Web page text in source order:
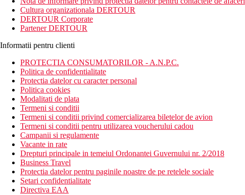
Cultura organizationala DERTOUR
DERTOUR Corporate
Partener DERTOUR
Informatii pentru clienti
PROTECTIA CONSUMATORILOR - A.N.P.C.
Politica de confidentialitate
Protectia datelor cu caracter personal
Politica cookies
Modalitati de plata
Termeni si conditii
Termeni si conditii privind comercializarea biletelor de avion
Termeni si conditii pentru utilizarea voucherului cadou
Campanii si regulamente
Vacante in rate
Drepturi principale in temeiul Ordonantei Guvernului nr. 2/2018
Business Travel
Protectia datelor pentru paginile noastre de pe retelele sociale
Setari confidentialitate
Directiva EAA